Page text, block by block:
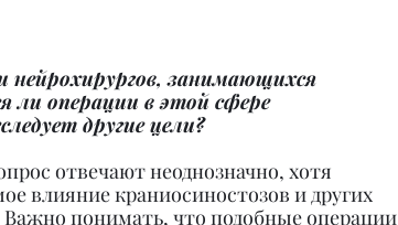
нейрохирургов, занимающихся
ли операции в этой сфере
другие цели?
отвечают неоднозначно, хотя
влияние краниосиностозов и других
Важно понимать, что подобные операции